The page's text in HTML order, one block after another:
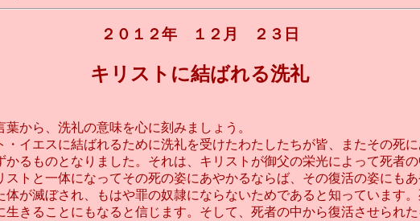
２０１２年 １２月 ２３日
キリストに結ばれる洗礼
から、洗礼の意味を心に刻みましょう。
・イエスに結ばれるために洗礼を受けたわたしたちが皆、またその死
るものとなりました。それは、キリストが御父の栄光によって死者
トと一体になってその死の姿にあやかるならば、その復活の姿にも
が滅ぼされ、もはや罪の奴隷にならないためであると知っています
きることにもなると信じます。そして、死者の中から復活させられ